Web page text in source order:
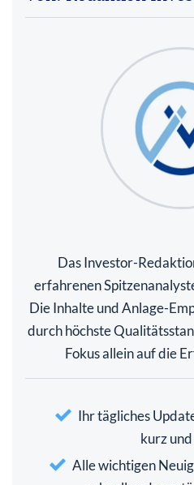
Das Investor-
erfahrenen
Die Inhalte und Anlage-
durch höchste
Fokus allein auf die
Ihr tägliches
kurz
Alle wichtigen